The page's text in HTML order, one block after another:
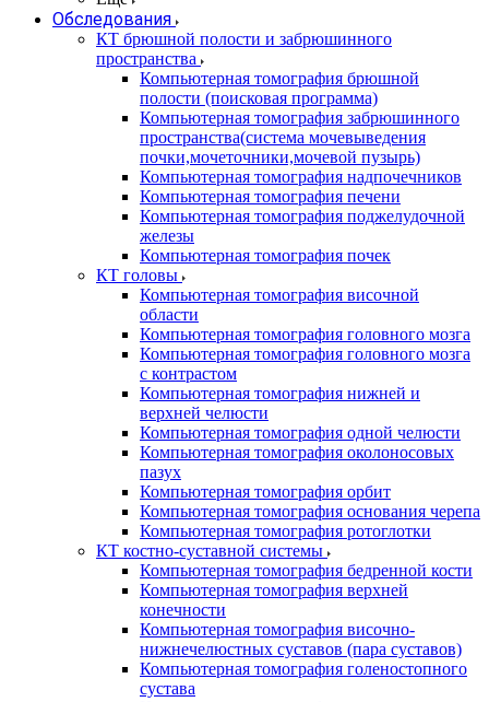
Обследования
КТ брюшной полости и забрюшинного
пространства
Компьютерная томография брюшной
полости (поисковая программа)
Компьютерная томография забрюшинного
пространства(система мочевыведения
почки,мочеточники,мочевой пузырь)
Компьютерная томография надпочечников
Компьютерная томография печени
Компьютерная томография поджелудочной
железы
Компьютерная томография почек
КТ головы
Компьютерная томография височной
области
Компьютерная томография головного мозга
Компьютерная томография головного мозга
с контрастом
Компьютерная томография нижней и
верхней челюсти
Компьютерная томография одной челюсти
Компьютерная томография околоносовых
пазух
Компьютерная томография орбит
Компьютерная томография основания черепа
Компьютерная томография ротоглотки
КТ костно-суставной системы
Компьютерная томография бедренной кости
Компьютерная томография верхней
конечности
Компьютерная томография височно-
нижнечелюстных суставов (пара суставов)
Компьютерная томография голеностопного
сустава